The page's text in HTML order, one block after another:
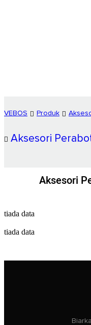
VEBOS Produk
Aksesori
Aksesori
tiada data
tiada data